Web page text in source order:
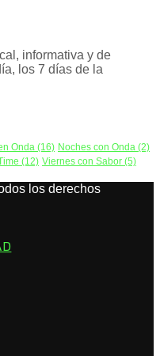
informativa y de
los 7 días de la
Onda (16) Noches con Onda (2)
(12) Viernes con Sabor (5)
los derechos